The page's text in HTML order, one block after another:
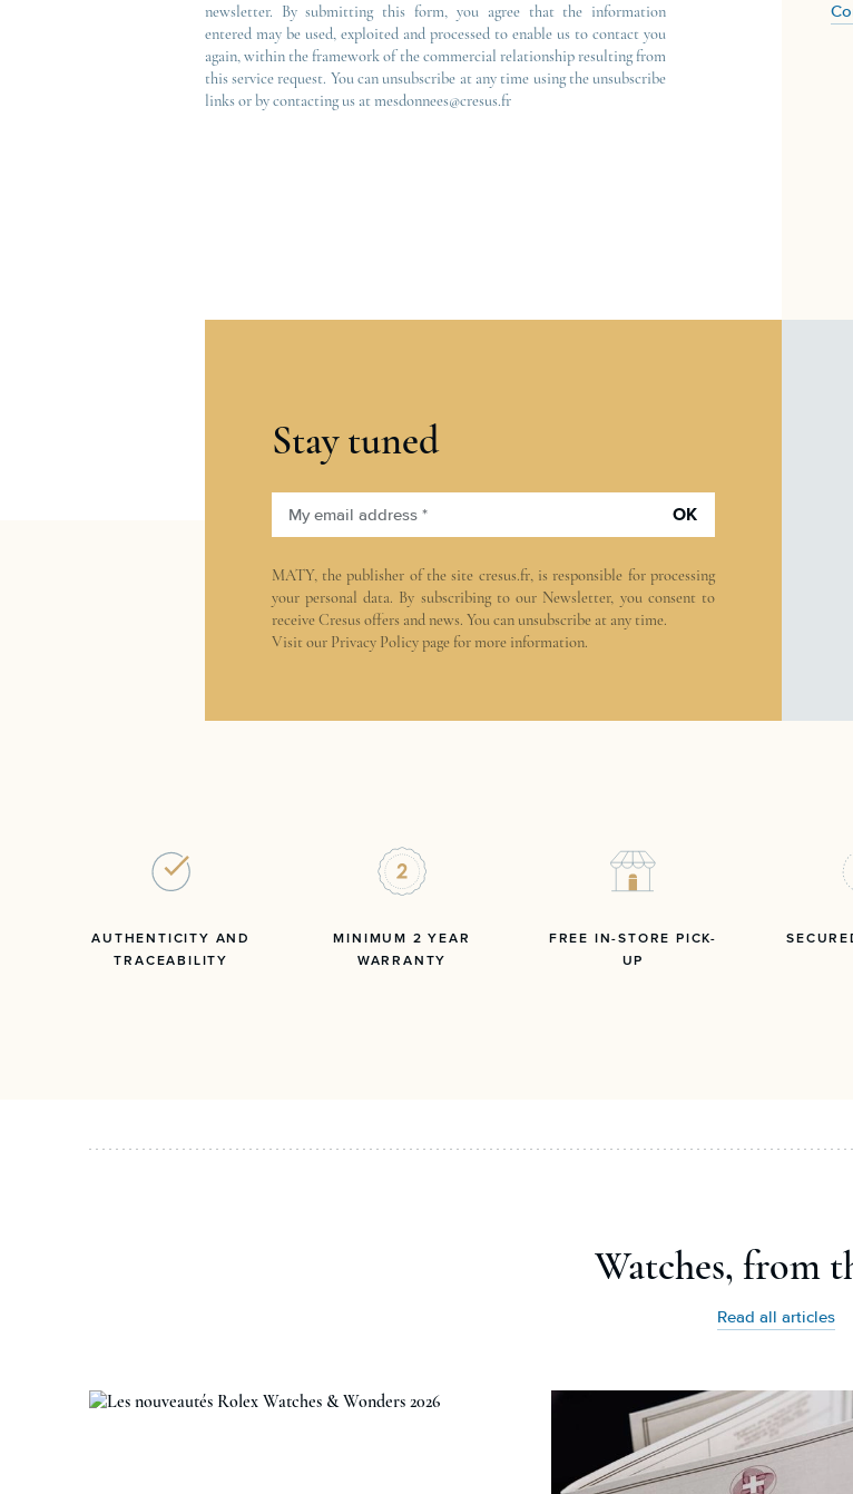
newsletter. By submitting this form, you agree that the information
entered may be used, exploited and processed to enable us to contact you
again, within the framework of the commercial relationship resulting from
this service request. You can unsubscribe at any time using the unsubscribe
links or by contacting us at mesdonnees@cresus.fr
Stay tuned
My email address * OK
MATY, the publisher of the site cresus.fr, is responsible for processing
your personal data. By subscribing to our Newsletter, you consent to
receive Cresus offers and news. You can unsubscribe at any time.
Visit our Privacy Policypage for more information.
AUTHENTICITY AND
TRACEABILITY
MINIMUM 2 YEAR
WARRANTY
FREE IN-STORE PICK-
UP
Watches, from
Read all articles